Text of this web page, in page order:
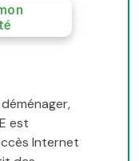
est
Internet